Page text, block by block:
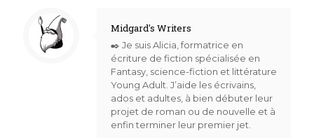
Midgard's Writers
✒️ Je suis Alicia, formatrice en
écriture de fiction spécialisée en
Fantasy, science-fiction et littérature
Young Adult. J’aide les écrivains,
ados et adultes, à bien débuter leur
projet de roman ou de nouvelle et à
enfin terminer leur premier jet.